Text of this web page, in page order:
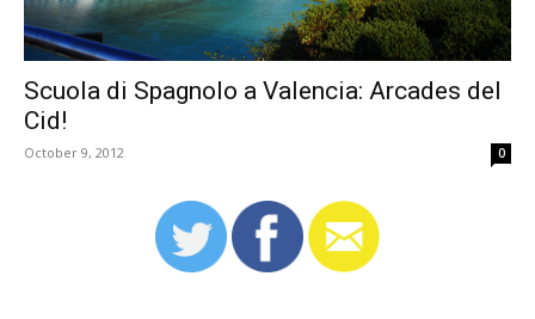
Scuola di Spagnolo a Valencia: Arcades del
Cid!
October 9, 2012 0